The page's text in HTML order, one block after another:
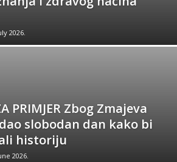
2026.
PRIMJER Zbog Zmajeva
slobodan dan kako bi
historiju
2026.